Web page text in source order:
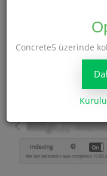
Artık sitenizde yeterli
ihtiyacınız olan paketi
Concrete5 üzerinde